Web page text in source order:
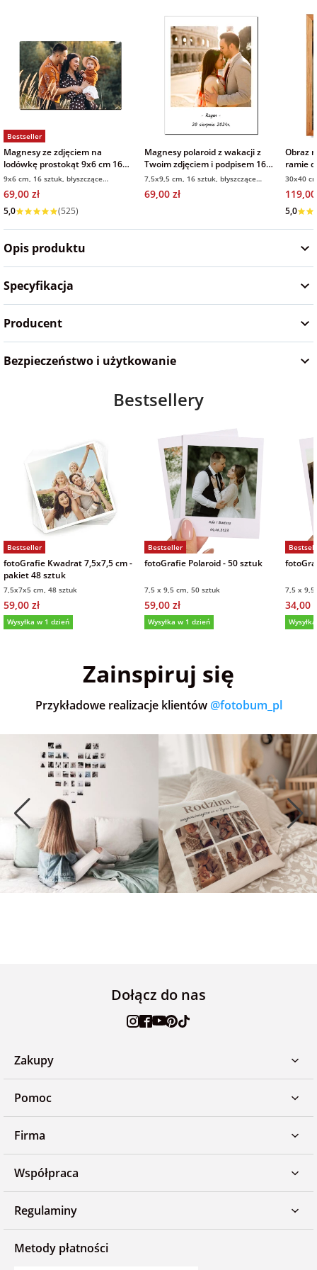
Dodatki i
opakowania
na Dzień
Chłopaka
na Dzień Kobiet
na walentynki
na mikołajki
na prezent
świąteczny
na Dzień Babci i
Dziadka
na Wielkanoc
kawalerski
dla przyjaciółki
dla przyjaciela
Bestseller
Magnesy ze zdjęciem na
lodówkę prostokąt 9x6 cm 16
sztuk
9x6 cm, 16 sztuk, błyszczące
wykończenie
69,00 zł
5,0 (525)
Magnesy polaroid z wakacji z
Twoim zdjęciem i podpisem 16
sztuk
7,5x9,5 cm, 16 sztuk, błyszczące
wykończenie
69,00 zł
Obraz
ramie
30x40
119,00
Opis produktu
Specyfikacja
Producent
Bezpieczeństwo i użytkowanie
Bestsellery
Bestseller
fotoGrafie Kwadrat 7,5x7,5 cm -
pakiet 48 sztuk
7,5x7x5 cm, 48 sztuk
59,00 zł
Wysyłka w 1 dzień
Bestseller
fotoGrafie Polaroid - 50 sztuk
7,5 x 9,5 cm, 50 sztuk
59,00 zł
Wysyłka w 1 dzień
7,5 x
34,00
Zainspiruj się
Przykładowe realizacje klientów @fotobum_pl
Dołącz do nas
Zakupy
Pomoc
Firma
Współpraca
Regulaminy
Metody płatności